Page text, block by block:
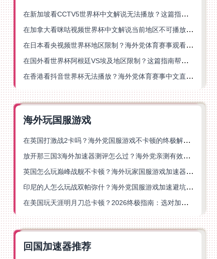
在新加坡看CCTV5世界杯中文解说无法播放？这篇指南帮你解锁海外体育直播自由
在加拿大看咪咕视频世界杯中文解说当前地区不可播放？这篇指南帮你一键解决
在日本看央视频世界杯地区限制？海外党体育赛事观看终极指南
在国外看世界杯阿根廷VS埃及地区限制？这篇指南帮你搞定中文直播+解说
在香港看抖音世界杯无法播放？海外党体育赛事中文直播终极指南
海外玩国服游戏
在英国打激战2卡吗？海外党国服游戏不卡顿的终极解决方案
放开那三国3海外加速器测评怎么过？海外党亲测有效的国服游戏加速指南
英国怎么玩巅峰战舰不卡顿？海外玩家国服游戏加速器终极指南
印尼的人怎么玩战双帕弥什？海外党国服游戏加速避坑指南
在美国玩天涯明月刀总卡顿？2026终极指南：选对加速器让你丝滑连招
回国加速器推荐